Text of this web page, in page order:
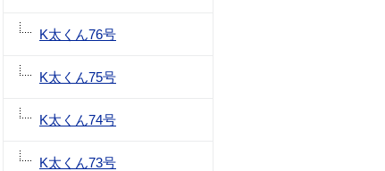
K太くん76号
K太くん75号
K太くん74号
K太くん73号